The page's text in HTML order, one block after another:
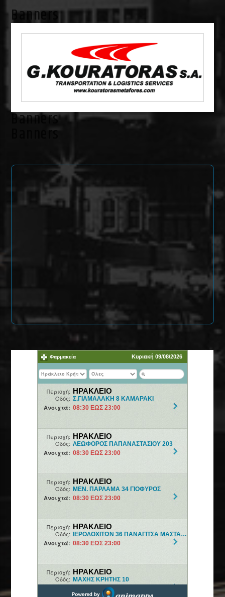
Banners
Banners
Banners